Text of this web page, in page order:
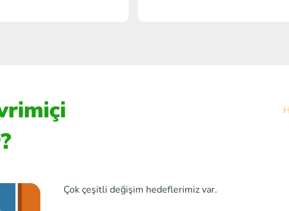
Çok çeşitli değişim hedeflerimiz var.